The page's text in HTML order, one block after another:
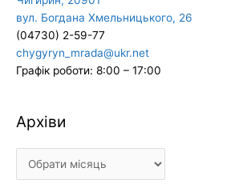
вул. Богдана Хмельницького, 26
(04730) 2-59-77
chygyryn_mrada@ukr.net
Графік роботи: 8:00 – 17:00
Архіви
Архіви